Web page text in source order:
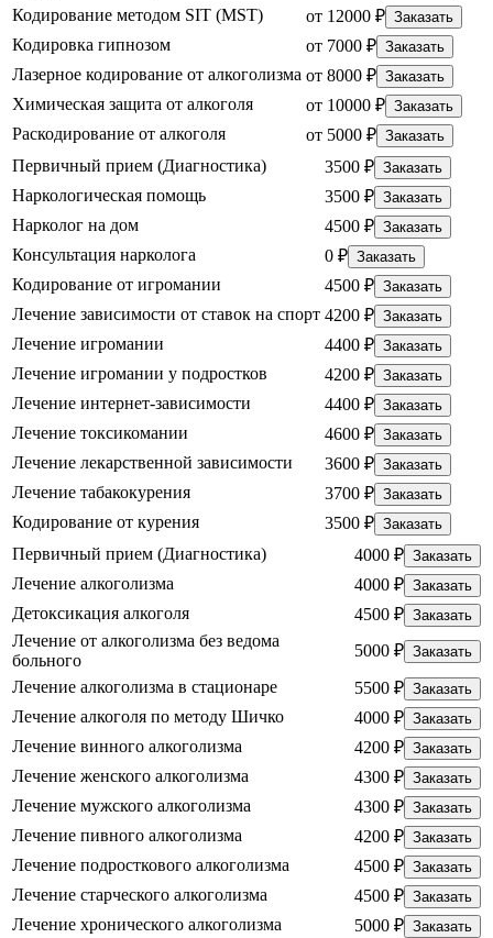
Кодирование методом SIT (MST) от 12000 ₽ Заказать
Кодировка гипнозом от 7000 ₽ Заказать
Лазерное кодирование от алкоголизма от 8000 ₽ Заказать
Химическая защита от алкоголя от 10000 ₽ Заказать
Раскодирование от алкоголя от 5000 ₽ Заказать
Первичный прием (Диагностика) 3500 ₽ Заказать
Наркологическая помощь 3500 ₽ Заказать
Нарколог на дом 4500 ₽ Заказать
Консультация нарколога 0 ₽ Заказать
Кодирование от игромании 4500 ₽ Заказать
Лечение зависимости от ставок на спорт 4200 ₽ Заказать
Лечение игромании 4400 ₽ Заказать
Лечение игромании у подростков 4200 ₽ Заказать
Лечение интернет-зависимости 4400 ₽ Заказать
Лечение токсикомании 4600 ₽ Заказать
Лечение лекарственной зависимости 3600 ₽ Заказать
Лечение табакокурения 3700 ₽ Заказать
Кодирование от курения 3500 ₽ Заказать
Первичный прием (Диагностика) 4000 ₽ Заказать
Лечение алкоголизма 4000 ₽ Заказать
Детоксикация алкоголя 4500 ₽ Заказать
Лечение от алкоголизма без ведома
больного
5000 ₽ Заказать
Лечение алкоголизма в стационаре 5500 ₽ Заказать
Лечение алкоголя по методу Шичко 4000 ₽ Заказать
Лечение винного алкоголизма 4200 ₽ Заказать
Лечение женского алкоголизма 4300 ₽ Заказать
Лечение мужского алкоголизма 4300 ₽ Заказать
Лечение пивного алкоголизма 4200 ₽ Заказать
Лечение подросткового алкоголизма 4500 ₽ Заказать
Лечение старческого алкоголизма 4500 ₽ Заказать
Лечение хронического алкоголизма 5000 ₽ Заказать